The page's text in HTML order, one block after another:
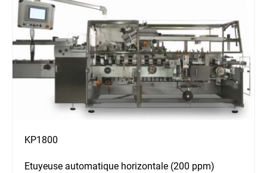
KP1800
Etuyeuse automatique horizontale (200 ppm)